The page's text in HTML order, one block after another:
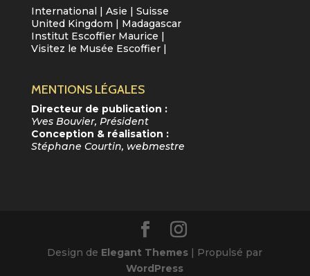
International | Asie | Suisse
United Kingdom | Madagascar
Institut Escoffier Maurice |
Visitez le Musée Escoffier|
MENTIONS LÉGALES
Directeur de publication :
Yves Bouvier, Président
Conception & réalisation :
Stéphane Courtin, webmestre
Design de Elegant Themes | Propulsé par
WordPress